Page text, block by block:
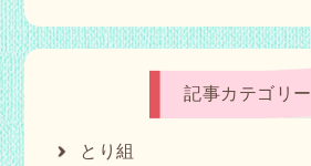
記事カテゴリー
とり組